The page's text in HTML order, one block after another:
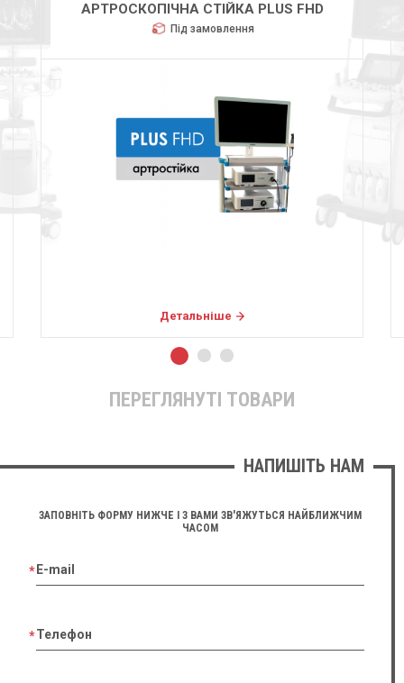
HUGER 2600
Під замовлення
Детальніше
ПЕРЕГЛЯНУТІ ТОВАРИ
НАПИШІТЬ НАМ
ЗАПОВНІТЬ ФОРМУ НИЖЧЕ І З ВАМИ ЗВ'ЯЖУТЬСЯ НАЙБЛИЖЧИМ
ЧАСОМ
E-mail
Телефон